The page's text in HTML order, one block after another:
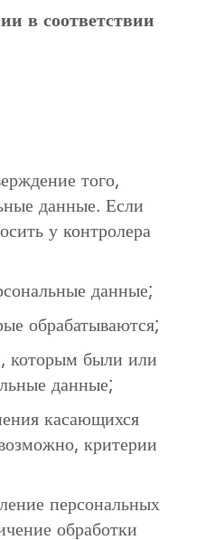
в соответствии
того,
данные. Если
у контролера
данные;
обрабатываются;
которым были или
данные;
касающихся
критерии
персональных
обработки